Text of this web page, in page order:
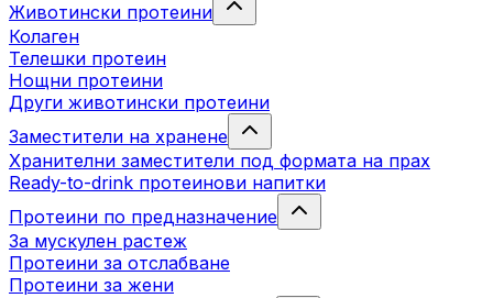
Животински протеини
Колаген
Телешки протеин
Нощни протеини
Други животински протеини
Заместители на хранене
Хранителни заместители под формата на прах
Ready-to-drink протеинови напитки
Протеини по предназначение
За мускулен растеж
Протеини за отслабване
Протеини за жени